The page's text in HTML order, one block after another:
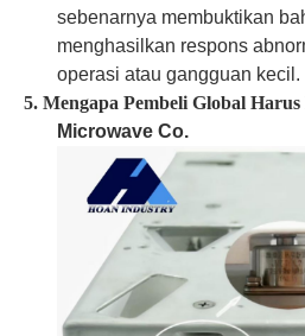
sebenarnya membuktikan
menghasilkan respons
operasi atau gangguan kecil.
5. Mengapa Pembeli Global
Microwave Co.